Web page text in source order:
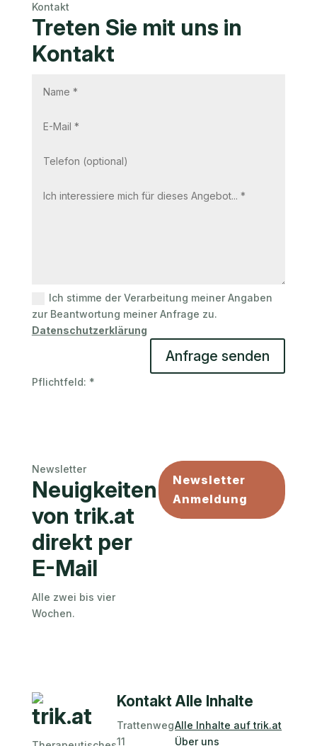
Kontakt
Treten Sie mit uns in
Kontakt
Ich stimme der Verarbeitung meiner Angaben
zur Beantwortung meiner Anfrage zu.
Datenschutzerklärung
Anfrage senden
Pflichtfeld: *
Newsletter
Neuigkeiten
von trik.at
direkt per
E-Mail
Alle zwei bis vier
Wochen.
Newsletter
Anmeldung
trik.at
Kontakt
Trattenweg
11
Alle Inhalte
Alle Inhalte auf trik.at
Über uns